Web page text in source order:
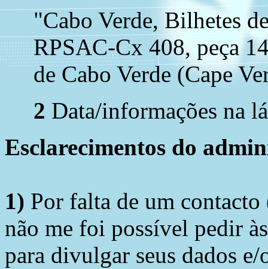
"Cabo Verde, Bilhetes
RPSAC-Cx 408, peça
de Cabo Verde (Cape
2 Data/informações na
Esclarecimentos do
1) Por falta de um
não me foi possível pedir
para divulgar seus dados